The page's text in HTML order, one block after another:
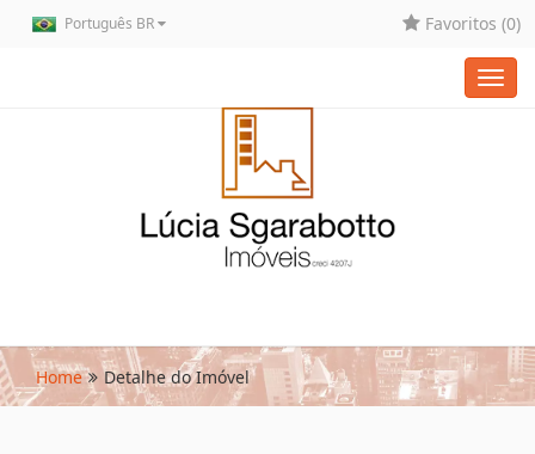
Português BR Favoritos (0)
Home Detalhe do Imóvel